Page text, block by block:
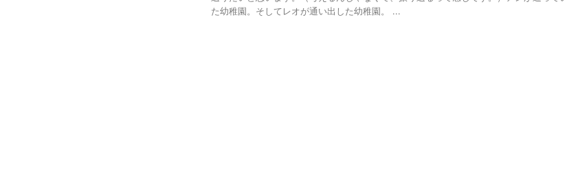
た幼稚園。そしてレオが通い出した幼稚園。 ...